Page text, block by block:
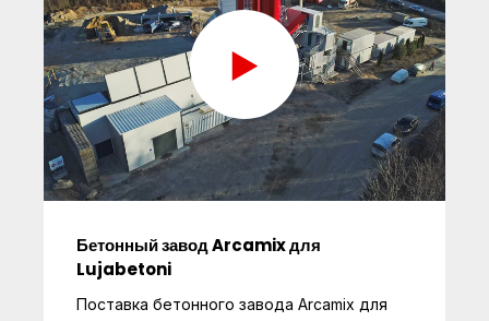
Бетонный завод Arcamix для
Lujabetoni
Поставка бетонного завода Arcamix для